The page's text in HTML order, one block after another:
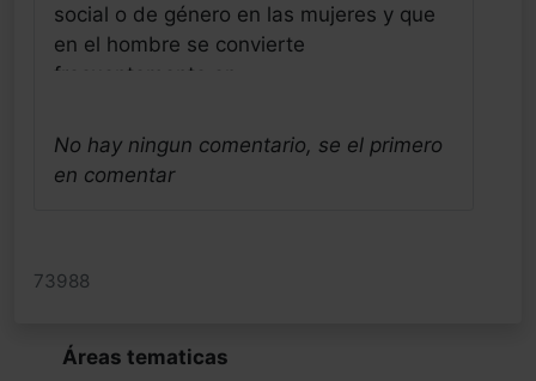
social o de género en las mujeres y que
en el hombre se convierte
frecuentemente en
muy habitual y legal como es el alcohol y
nicotina (tabaco) Pues si la ansiedad es
que el consumo de BZD y/OH/nicotina.
dependientes son respuestas en forma
No hay ningun comentario, se el primero
en comentar
73988
Áreas tematicas